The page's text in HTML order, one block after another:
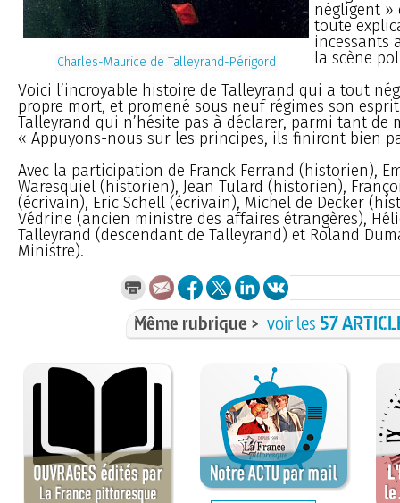
Charles-Maurice de Talleyrand-Périgord
négligent »
toute
incessants
la scène
Voici l’incroyable histoire de Talleyrand qui a tout
propre mort, et promené sous neuf régimes son
Talleyrand qui n’hésite pas à déclarer, parmi tant de
« Appuyons-nous sur les principes, ils finiront bien
Avec la participation de Franck Ferrand (historien),
Waresquiel (historien), Jean Tulard (historien),
(écrivain), Eric Schell (écrivain), Michel de Decker
Védrine (ancien ministre des affaires étrangères),
Talleyrand (descendant de Talleyrand) et Roland
Ministre).
Même rubrique > voir les 57